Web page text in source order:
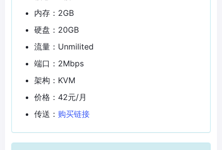
内存：2GB
硬盘：20GB
流量：Unmilited
端口：2Mbps
架构：KVM
价格：42元/月
传送： 购买链接